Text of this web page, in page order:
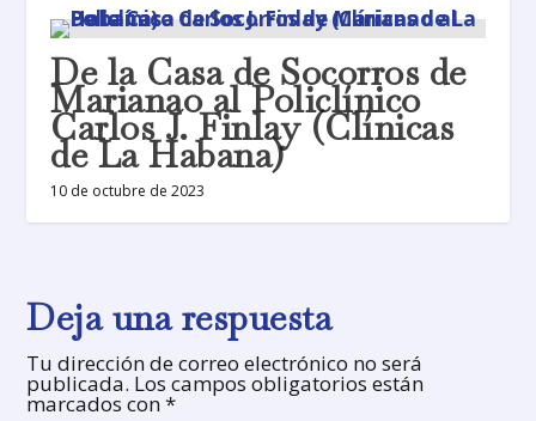
De la Casa de Socorros de
Marianao al Policlínico
Carlos J. Finlay (Clínicas
de La Habana)
10 de octubre de 2023
Deja una respuesta
Tu dirección de correo electrónico no será
publicada. Los campos obligatorios están
marcados con*